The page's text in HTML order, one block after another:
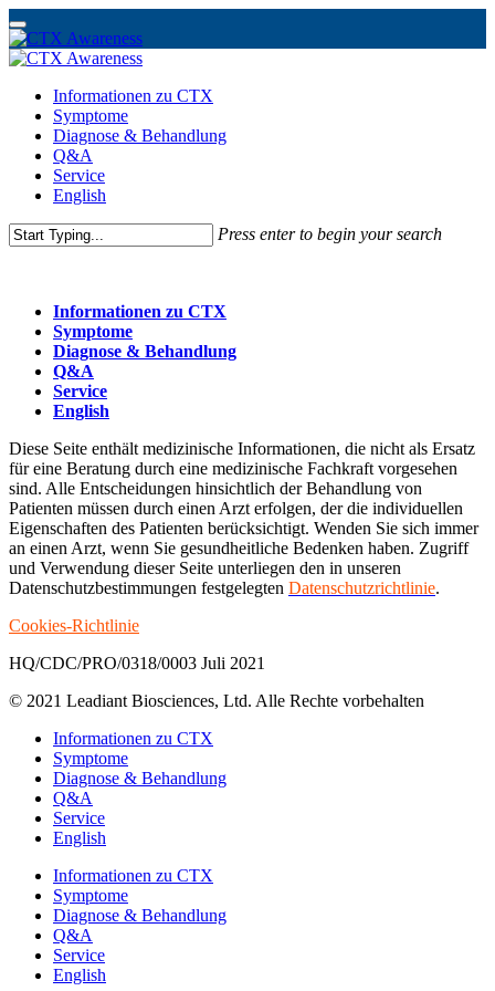
Skip
main
content
Menu
Informationen zu CTX
Symptome
Diagnose & Behandlung
Q&A
Service
English
Press enter to begin your search
Informationen zu CTX
Symptome
Diagnose & Behandlung
Q&A
Service
English
Diese Seite enthält medizinische Informationen, die nicht als Ersatz
für eine Beratung durch eine medizinische Fachkraft vorgesehen
sind. Alle Entscheidungen hinsichtlich der Behandlung von
Patienten müssen durch einen Arzt erfolgen, der die individuellen
Eigenschaften des Patienten berücksichtigt. Wenden Sie sich immer
an einen Arzt, wenn Sie gesundheitliche Bedenken haben. Zugriff
und Verwendung dieser Seite unterliegen den in unseren
Datenschutzbestimmungen festgelegten Datenschutzrichtlinie.
Cookies-Richtlinie
HQ/CDC/PRO/0318/0003 Juli 2021
© 2021 Leadiant Biosciences, Ltd. Alle Rechte vorbehalten
Close
Menu
Informationen zu CTX
Symptome
Diagnose & Behandlung
Q&A
Service
English
Informationen zu CTX
Symptome
Diagnose & Behandlung
Q&A
Service
English